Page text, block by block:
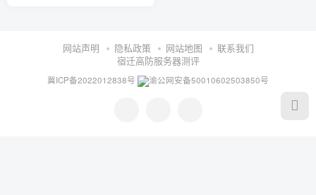
网站声明 隐私政策 网站地图
联系我们
宿迁高防服务器测评
冀ICP备2022012838号 渝公网安备50010602503850号